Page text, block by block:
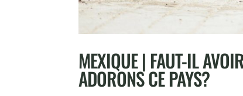
MEXIQUE | FAUT-IL
ADORONS CE PAYS?